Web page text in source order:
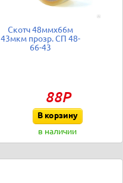
Скотч 48ммх66м
43мкм прозр. СП 48-
66-43
88Р
В корзину
в наличии